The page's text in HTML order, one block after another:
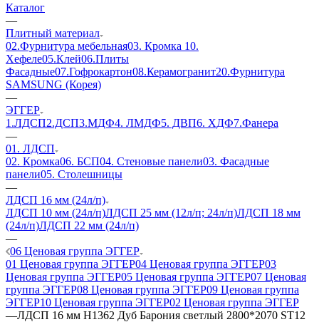
Каталог
—
Плитный материал
02.Фурнитура мебельная03. Кромка 10.
Хефеле05.Клей06.Плиты
Фасадные07.Гофрокартон08.Керамогранит20.Фурнитура
SAMSUNG (Корея)
—
ЭГГЕР
1.ЛДСП2.ДСП3.МДФ4. ЛМДФ5. ДВП6. ХДФ7.Фанера
—
01. ЛДСП
02. Кромка06. БСП04. Стеновые панели03. Фасадные
панели05. Столешницы
—
ЛДСП 16 мм (24л/п)
ЛДСП 10 мм (24л/п)ЛДСП 25 мм (12л/п; 24л/п)ЛДСП 18 мм
(24л/п)ЛДСП 22 мм (24л/п)
—
06 Ценовая группа ЭГГЕР
01 Ценовая группа ЭГГЕР04 Ценовая группа ЭГГЕР03
Ценовая группа ЭГГЕР05 Ценовая группа ЭГГЕР07 Ценовая
группа ЭГГЕР08 Ценовая группа ЭГГЕР09 Ценовая группа
ЭГГЕР10 Ценовая группа ЭГГЕР02 Ценовая группа ЭГГЕР
—ЛДСП 16 мм H1362 Дуб Барония светлый 2800*2070 ST12